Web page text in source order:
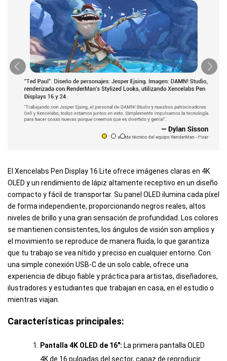
El Xencelabs Pen Display 16 Lite ofrece imágenes claras en 4K
OLED y un rendimiento de lápiz altamente receptivo en un diseño
compacto y fácil de transportar. Su panel OLED ilumina cada píxel
de forma independiente, proporcionando negros reales, altos
niveles de brillo y una gran sensación de profundidad. Los colores
se mantienen consistentes, los ángulos de visión son amplios y
el movimiento se reproduce de manera fluida, lo que garantiza
que tu trabajo se vea nítido y preciso en cualquier entorno. Con
una simple conexión USB-C de un solo cable, ofrece una
experiencia de dibujo fiable y práctica para artistas, diseñadores,
ilustradores y estudiantes que trabajan en casa, en el estudio o
mientras viajan.
Características principales:
Pantalla 4K OLED de 16": La primera pantalla OLED
4K de 16 pulgadas del sector, capaz de reproducir